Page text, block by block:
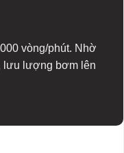
vòng/phút. Nhờ
lưu lượng bơm lên